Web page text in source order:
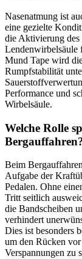
Nasenatmung ist
eine gezielte
die Aktivierung des
Mund Tape wird
Rumpfstabilität
Performance und
Wirbelsäule.
Welche Rolle
Beim
Aufgabe der
Pedalen. Ohne
Tritt seitlich
die Bandscheiben
verhindert
Dies ist besonders
um den Rücken
Verspannungen zu